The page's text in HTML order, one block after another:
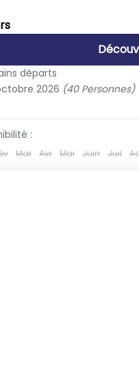
People
départs
2026 (40 Personnes)
:
Mar Avr Mai Juin Juil